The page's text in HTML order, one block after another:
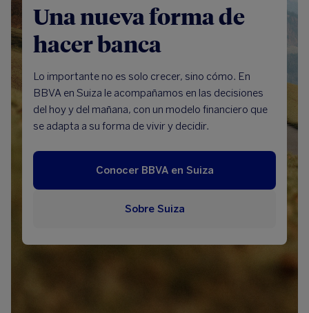
Una nueva forma de
hacer banca
Lo importante no es solo crecer, sino cómo. En
BBVA en Suiza le acompañamos en las decisiones
del hoy y del mañana, con un modelo financiero que
se adapta a su forma de vivir y decidir.
Conocer BBVA en Suiza
Sobre Suiza